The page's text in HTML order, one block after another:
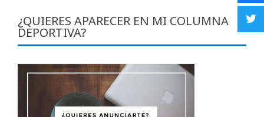
¿QUIERES APARECER EN MI COLUMNA
DEPORTIVA?